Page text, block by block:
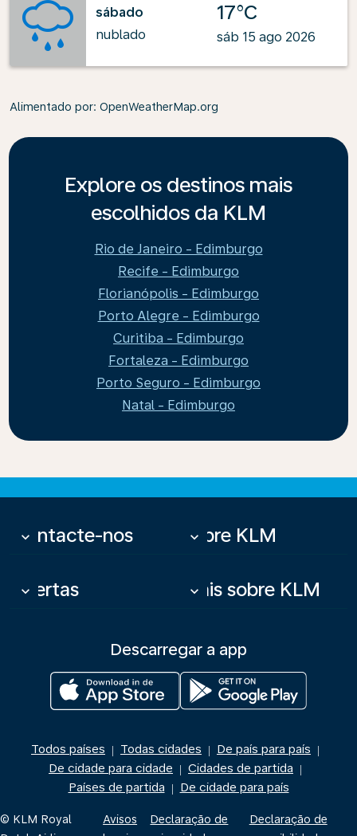
sábado
nublado
17°C
sáb 15 ago 2026
Alimentado por: OpenWeatherMap.org
Explore os destinos mais
escolhidos da KLM
Rio de Janeiro - Edimburgo
Recife - Edimburgo
Florianópolis - Edimburgo
Porto Alegre - Edimburgo
Curitiba - Edimburgo
Fortaleza - Edimburgo
Porto Seguro - Edimburgo
Natal - Edimburgo
Contacte-nos
keyboard_arrow_down Sobre KLM
keyboard_arrow_down
Ofertas
keyboard_arrow_down Mais sobre KLM
keyboard_arrow_down
Descarregar a app
Todos países | Todas cidades | De país para país |
De cidade para cidade | Cidades de partida |
Países de partida | De cidade para país
© KLM Royal
Avisos
Declaração de
Declaração de